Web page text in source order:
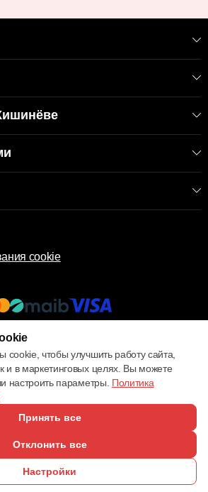
cookie
© 2013 – 2026 ECOM
КАТАЛОГ СРАВНЕНИЕ ВОЙТИ
чтобы улучшить работу сайта,
и в маркетинговых целях. Вы можете
настроить параметры. Политика
Принять все
Отклонить все
Настройки